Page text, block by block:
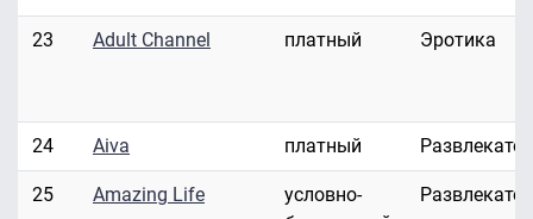
23 Adult Channel платный Эротика
24 Aiva платный
25 Amazing Life
условно-